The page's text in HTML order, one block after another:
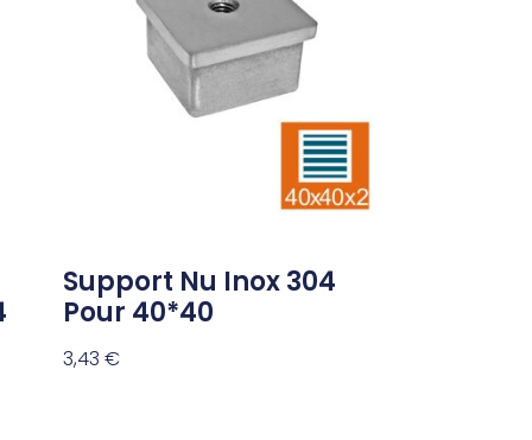
Support Nu Inox 304
Pour 40*40
3,43 €